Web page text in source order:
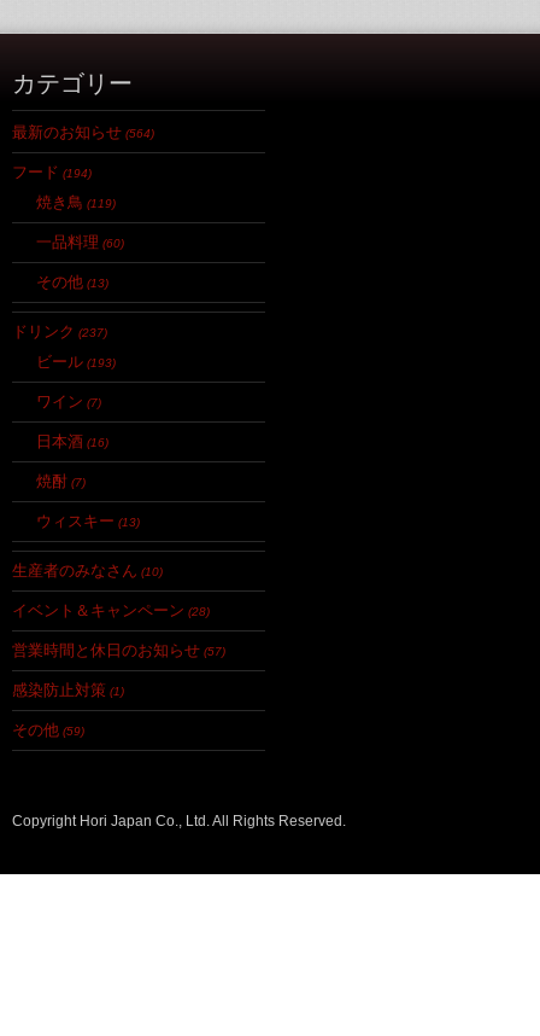
カテゴリー
最新のお知らせ (564)
フード (194)
焼き鳥 (119)
一品料理 (60)
その他 (13)
ドリンク (237)
ビール (193)
ワイン (7)
日本酒 (16)
焼酎 (7)
ウィスキー (13)
生産者のみなさん (10)
イベント＆キャンペーン (28)
営業時間と休日のお知らせ (57)
感染防止対策 (1)
その他 (59)
Copyright Hori Japan Co., Ltd. All Rights Reserved.